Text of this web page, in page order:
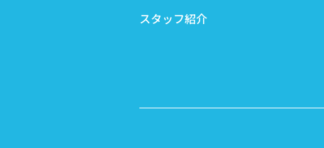
スタッフ紹介